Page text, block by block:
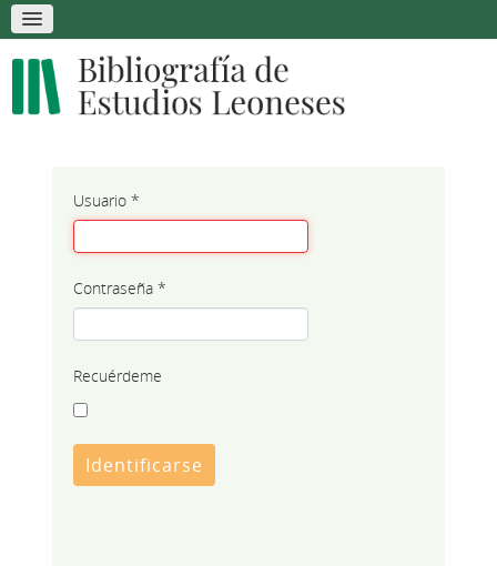
Usuario*
Contraseña*
Recuérdeme
Identificarse